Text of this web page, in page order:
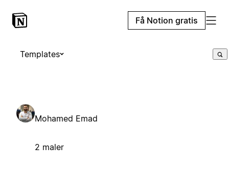
Få Notion gratis
Templates
Mohamed Emad
2 maler